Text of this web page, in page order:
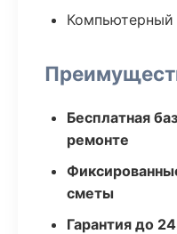
Компьютерный
Бесплатная
ремонте
сметы
Гарантия до